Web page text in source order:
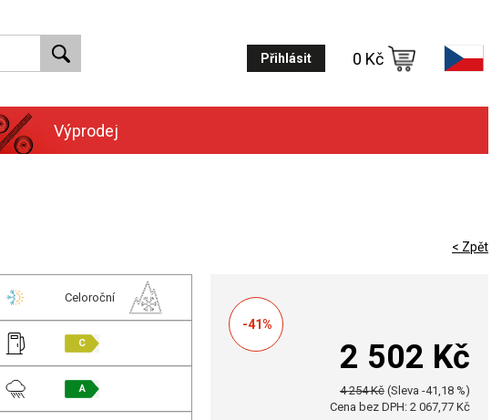
Přihlásit 0 Kč
Výprodej
< Zpět
Celoroční
C
A
-41%
2 502 Kč
4 254 Kč (Sleva -41,18 %)
Cena bez DPH: 2 067,77 Kč